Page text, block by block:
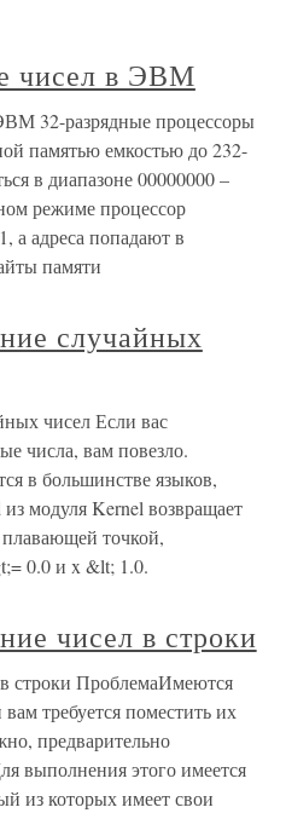
чисел в ЭВМ
32-разрядные процессоры
памятью емкостью до 232-
в диапазоне 00000000 –
режиме процессор
а адреса попадают в
памяти
случайных
чисел Если вас
числа, вам повезло.
в большинстве языков,
модуля Kernel возвращает
точкой,
0.0 и x &lt; 1.0.
чисел в строки
строки ПроблемаИмеются
требуется поместить их
предварительно
выполнения этого имеется
из которых имеет свои